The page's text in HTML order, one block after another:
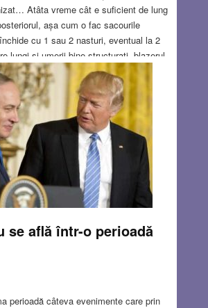
Atâta vreme cât e suficient de lung
așa cum o fac sacourile
cu 1 sau 2 nasturi, eventual la 2
lungi şi umerii bine structurați, blazerul
În ceea ce mă privește, am avut
în garderobă. O lungă perioadă am
de curând am reînceput să le port, asta
seama că sunt un soi de passe-partout
0 COMMENTS
se află într-o perioadă
perioadă câteva evenimente care prin